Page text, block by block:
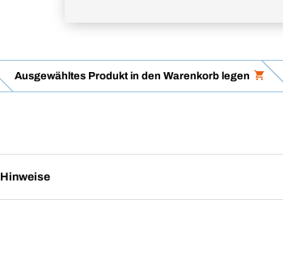
Ausgewähltes Produkt in den Warenkorb legen
Hinweise